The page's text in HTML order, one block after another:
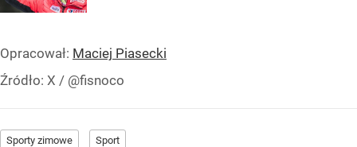
Opracował: Maciej Piasecki
Źródło: X / @fisnoco
Sporty zimowe Sport